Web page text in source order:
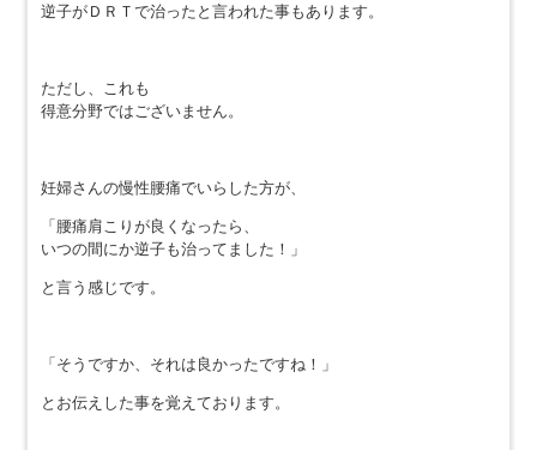
逆子がＤＲＴで治ったと言われた事もあります。
ただし、これも
得意分野ではございません。
妊婦さんの慢性腰痛でいらした方が、
「腰痛肩こりが良くなったら、
いつの間にか逆子も治ってました！」
と言う感じです。
「そうですか、それは良かったですね！」
とお伝えした事を覚えております。